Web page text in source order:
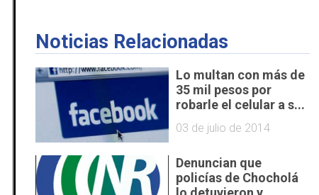
Noticias Relacionadas
Lo multan con más de
35 mil pesos por
robarle el celular a s...
03 de julio de 2014
Denuncian que
policías de Chocholá